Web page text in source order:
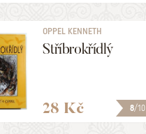
8/10
OPPEL KENNETH
Stříbrokřídlý
28 Kč